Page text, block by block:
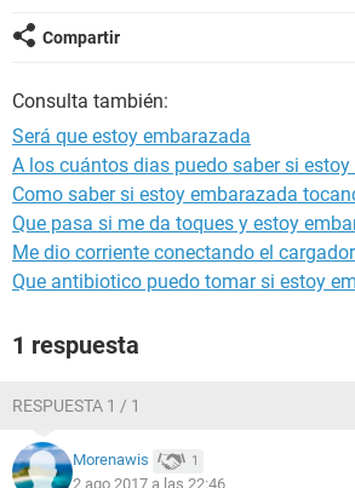
Compartir
Consulta también:
Será que estoy embarazada
A los cuántos dias puedo saber si
Como saber si estoy embarazada
Que pasa si me da toques y estoy
Me dio corriente conectando el cargador
Que antibiotico puedo tomar si estoy
1 respuesta
RESPUESTA 1 / 1
Morenawis 1
2 ago 2017 a las 22:46